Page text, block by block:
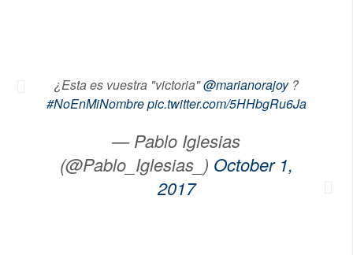
¿Esta es vuestra "victoria"@marianorajoy?
#NoEnMiNombrepic.twitter.com/5HHbgRu6Ja
— Pablo Iglesias
(@Pablo_Iglesias_) October 1,
2017